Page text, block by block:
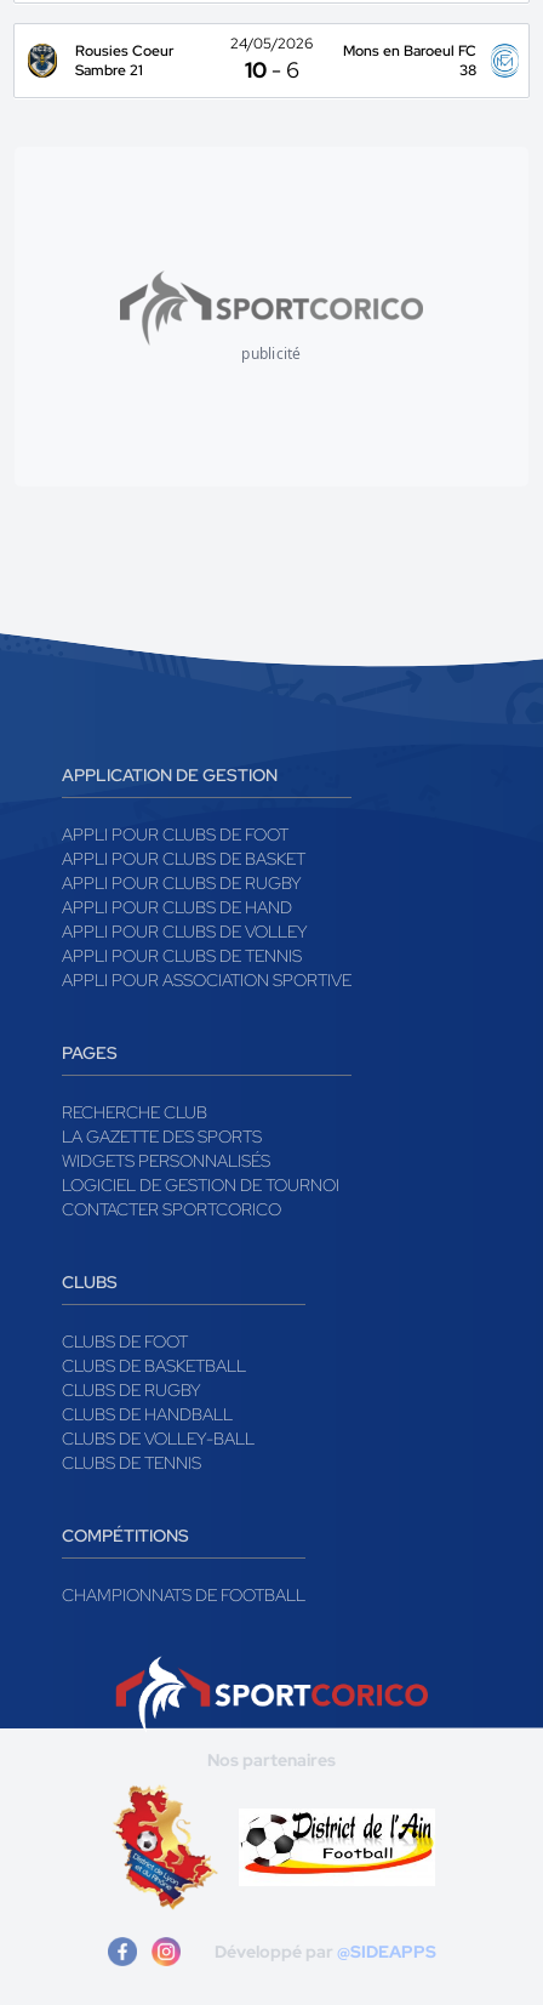
Rousies Coeur
Sambre 21
24/05/2026
10 - 6
Mons en Baroeul FC
38
publicité
APPLICATION DE GESTION
APPLI POUR CLUBS DE FOOT
APPLI POUR CLUBS DE BASKET
APPLI POUR CLUBS DE RUGBY
APPLI POUR CLUBS DE HAND
APPLI POUR CLUBS DE VOLLEY
APPLI POUR CLUBS DE TENNIS
APPLI POUR ASSOCIATION SPORTIVE
PAGES
RECHERCHE CLUB
LA GAZETTE DES SPORTS
WIDGETS PERSONNALISÉS
LOGICIEL DE GESTION DE TOURNOI
CONTACTER SPORTCORICO
CLUBS
CLUBS DE FOOT
CLUBS DE BASKETBALL
CLUBS DE RUGBY
CLUBS DE HANDBALL
CLUBS DE VOLLEY-BALL
CLUBS DE TENNIS
COMPÉTITIONS
CHAMPIONNATS DE FOOTBALL
Nos partenaires
Développé par @SIDEAPPS